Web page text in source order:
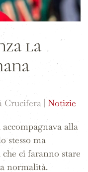
la
Crucifera | Notizie
alla
stesso ma
ci faranno stare
normalità.